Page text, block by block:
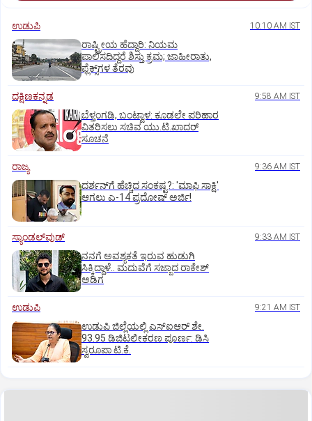
ಉಡುಪಿ 10:10 AM IST
ರಾಷ್ಟ್ರೀಯ ಹೆದ್ದಾರಿ: ನಿಯಮ
ಪಾಲಿಸದಿದ್ದರೆ ಶಿಸ್ತು ಕ್ರಮ; ಜಾಹೀರಾತು,
ಫ್ಲೆಕ್ಸ್‌ಗಳ ತೆರವು
ದಕ್ಷಿಣಕನ್ನಡ 9:58 AM IST
ಬೆಳ್ತಂಗಡಿ, ಬಂಟ್ವಾಳ: ಕೂಡಲೇ ಪರಿಹಾರ
ವಿತರಿಸಲು ಸಚಿವ ಯು.ಟಿ.ಖಾದರ್‌
ಸೂಚನೆ
ರಾಜ್ಯ 9:36 AM IST
ದರ್ಶನ್‌ಗೆ ಹೆಚ್ಚಿದ ಸಂಕಷ್ಟ?: 'ಮಾಫಿ ಸಾಕ್ಷಿ'
ಆಗಲು ಎ-14 ಪ್ರದೋಷ್ ಅರ್ಜಿ!
ಸ್ಯಾಂಡಲ್‌ವುಡ್‌ 9:33 AM IST
ನನಗೆ ಅವಶ್ಯಕತೆ ಇರುವ ಹುಡುಗಿ
ಸಿಕ್ಕಿದ್ದಾಳೆ.. ಮದುವೆಗೆ ಸಜ್ಜಾದ ರಾಕೇಶ್
ಅಡಿಗ
ಉಡುಪಿ 9:21 AM IST
ಉಡುಪಿ ಜಿಲ್ಲೆಯಲ್ಲಿ ಎಸ್‌ಐಆರ್‌ ಶೇ.
93.95 ಡಿಜಿಟಲೀಕರಣ ಪೂರ್ಣ: ಡಿಸಿ
ಸ್ವರೂಪಾ ಟಿ.ಕೆ.